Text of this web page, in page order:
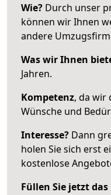
Wie? Durch unser
können wir Ihnen
andere
Was wir Ihnen
Jahren.
Kompetenz, da wir
Wünsche und
Interesse? Dann
holen Sie sich erst
kostenlose
Füllen Sie jetzt